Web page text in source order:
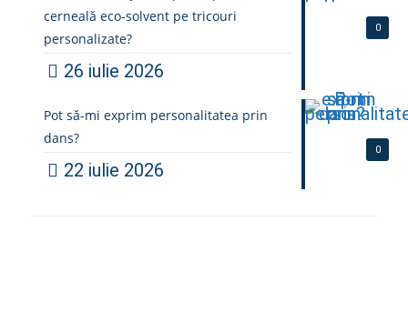
0
cerneală eco-solvent pe tricouri
personalizate?
26 iulie 2026
0
Pot să-mi exprim personalitatea prin
dans?
22 iulie 2026